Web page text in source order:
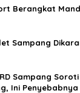
Berangkat
Sampang
Sampang
Ini Penyebabnya